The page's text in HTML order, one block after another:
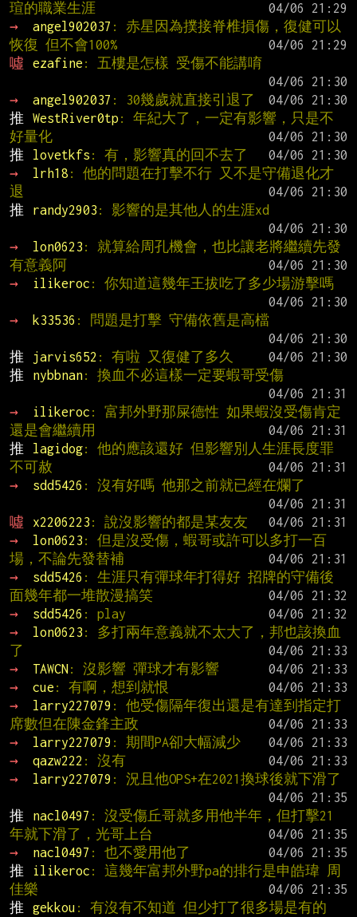
瑄的職業生涯
→
angel902037 : 赤星因為撲接脊椎損傷，復健可以
恢復 但不會100%
噓
ezafine : 五樓是怎樣 受傷不能講唷
→
angel902037 : 30幾歲就直接引退了
推
WestRiver0tp : 年紀大了，一定有影響，只是不
好量化
推
lovetkfs : 有，影響真的回不去了
→
lrh18 : 他的問題在打擊不行 又不是守備退化才
退
推
randy2903 : 影響的是其他人的生涯xd
→
lon0623 : 就算給周孔機會，也比讓老將繼續先發
有意義阿
→
ilikeroc : 你知道這幾年王拔吃了多少場游擊嗎
→
k33536 : 問題是打擊 守備依舊是高檔
推
jarvis652 : 有啦 又復健了多久
推
nybbnan: 換血不必這樣一定要蝦哥受傷
→
ilikeroc : 富邦外野那屎德性 如果蝦沒受傷肯定
還是會繼續用
推
lagidog: 他的應該還好 但影響別人生涯長度罪
不可赦
→
sdd5426 : 沒有好嗎 他那之前就已經在爛了
噓
x2206223 : 說沒影響的都是某友友
→
lon0623 : 但是沒受傷，蝦哥或許可以多打一百
場，不論先發替補
→
sdd5426 : 生涯只有彈球年打得好 招牌的守備後
面幾年都一堆散漫搞笑
→
sdd5426 : play
→
lon0623 : 多打兩年意義就不太大了，邦也該換血
了
→
TAWCN: 沒影響 彈球才有影響
→
cue : 有啊，想到就恨
→
larry227079 : 他受傷隔年復出還是有達到指定打
席數但在陳金鋒主政
→
larry227079 : 期間PA卻大幅減少
→
qazw222 : 沒有
→
larry227079 : 況且他OPS+在2021換球後就下滑了
推
nacl0497 : 沒受傷丘哥就多用他半年，但打擊21
年就下滑了，光哥上台
→
nacl0497 : 也不愛用他了
推
ilikeroc : 這幾年富邦外野pa的排行是申皓瑋 周
佳樂
推
gekkou : 有沒有不知道 但少打了很多場是有的